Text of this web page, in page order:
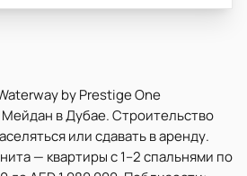
by Prestige One
в Дубае. Строительство
или сдавать в аренду.
— квартиры с 1–2 спальнями по